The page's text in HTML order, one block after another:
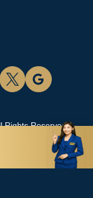
Rights Reserved.